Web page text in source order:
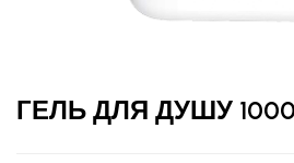
ГЕЛЬ ДЛЯ ДУШУ